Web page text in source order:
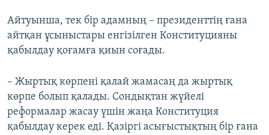
Айтуынша, тек бір адамның – президенттің ғана
айтқан ұсыныстары енгізілген Конституцияны
қабылдау қоғамға қиын соғады.
– Жыртық көрпені қалай жамасаң да жыртық
көрпе болып қалады. Сондықтан жүйелі
реформалар жасау үшін жаңа Конституция
қабылдау керек еді. Қазіргі асығыстықтың бір ғана